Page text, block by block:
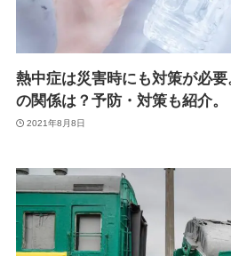
熱中症は災害時にも対策が必
の関係は？予防・対策も紹介。
2021年8月8日